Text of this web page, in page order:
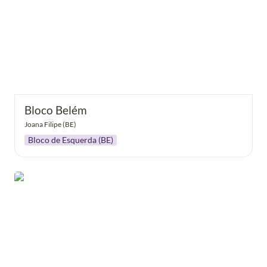
Bloco Belém
Joana Filipe (BE)
Bloco de Esquerda (BE)
PAN Belém